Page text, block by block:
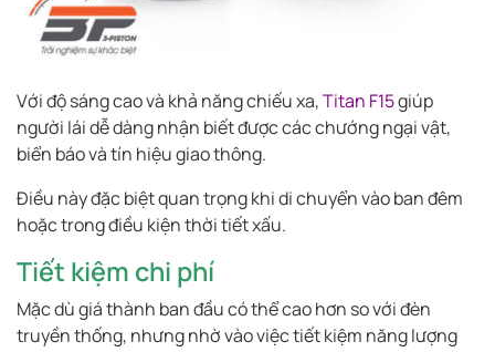
Với độ sáng cao và khả năng chiếu xa,Titan F15giúp
người lái dễ dàng nhận biết được các chướng ngại vật,
biển báo và tín hiệu giao thông.
Điều này đặc biệt quan trọng khi di chuyển vào ban đêm
hoặc trong điều kiện thời tiết xấu.
Tiết kiệm chi phí
Mặc dù giá thành ban đầu có thể cao hơn so với đèn
truyền thống, nhưng nhờ vào việc tiết kiệm năng lượng